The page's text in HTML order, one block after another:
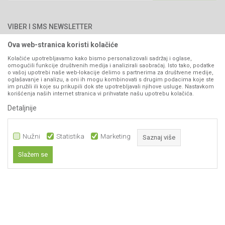
Kontakt
Pravo na odustajanje
Reklamacije
Povraćaj sredstava
Zamjena artikala
Plaćanje karticama
VIBER I SMS NEWSLETTER
PRATITE NAS
Ova web-stranica koristi kolačiće
Kolačiće upotrebljavamo kako bismo personalizovali sadržaj i oglase,
omogućili funkcije društvenih medija i analizirali saobraćaj. Isto tako, podatke
o vašoj upotrebi naše web-lokacije delimo s partnerima za društvene medije,
oglašavanje i analizu, a oni ih mogu kombinovati s drugim podacima koje ste
im pružili ili koje su prikupili dok ste upotrebljavali njihove usluge. Nastavkom
korišćenja naših internet stranica vi prihvatate našu upotrebu kolačića.
Detaljnije
Nužni Statistika Marketing Saznaj više
Slažem se